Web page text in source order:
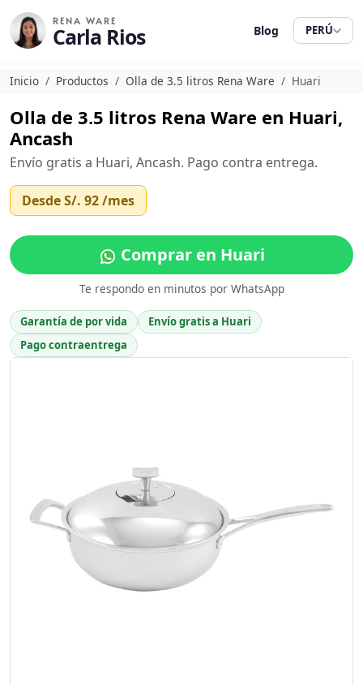
RENA WARE
Carla Rios Blog PERÚ
Inicio Productos Olla de 3.5 litros Rena Ware Huari
Olla de 3.5 litros Rena Ware en Huari,
Ancash
Envío gratis a Huari, Ancash. Pago contra entrega.
DesdeS/. 92/mes
Comprar en Huari
Te respondo en minutos por WhatsApp
Garantía de por vida
Envío gratis a Huari
Pago contraentrega